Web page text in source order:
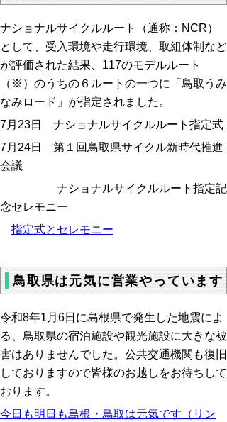
ナショナルサイクルルート（通称：NCR）
として、受入環境や走行環境、取組体制など
が評価された結果、117のモデルルート
（※）のうちの６ルートの一つに「鳥取うみ
なみロード」が指定されました。
7月23日 ナショナルサイクルルート指定式
7月24日 第１回鳥取県サイクル新時代推進
会議
ナショナルサイクルルート指定記
念セレモニー
指定式とセレモニー
鳥取県は元気に営業やっています
令和8年1 月 6日に島根県で発生した地震によ
る、鳥取県の宿泊施設や観光施設に大きな被
害はありませんでした。公共交通機関も復旧
しておりますので皆様のお越しをお待ちして
おります。
今日も明日も島根・鳥取は元気です（リン